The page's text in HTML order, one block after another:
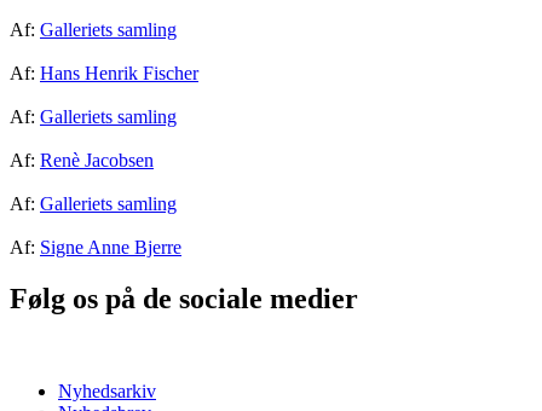
Af: Galleriets samling
Af: Hans Henrik Fischer
Af: Galleriets samling
Af: Renè Jacobsen
Af: Galleriets samling
Af: Signe Anne Bjerre
Følg os på de sociale medier
Nyhedsarkiv